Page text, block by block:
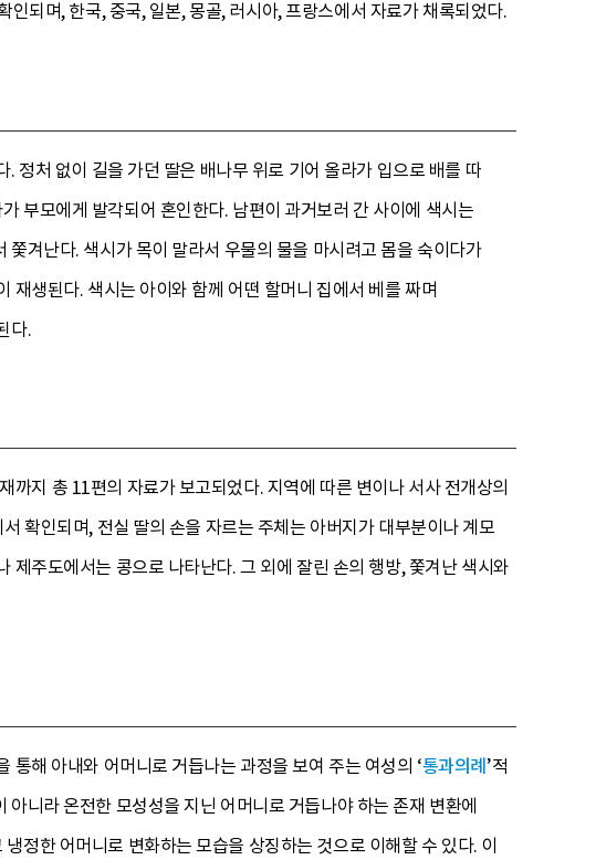
되며, 한국, 중국, 일본, 몽골, 러시아, 프랑스에서 자료가 채록되었다.
정처 없이 길을 가던 딸은 배나무 위로 기어 올라가 입으로 배를 따
부모에게 발각되어 혼인한다. 남편이 과거보러 간 사이에 색시는
겨난다. 색시가 목이 말라서 우물의 물을 마시려고 몸을 숙이다가
재생된다. 색시는 아이와 함께 어떤 할머니 집에서 베를 짜며
다.
지 총 11편의 자료가 보고되었다. 지역에 따른 변이나 서사 전개상의
확인되며, 전실 딸의 손을 자르는 주체는 아버지가 대부분이나 계모
주도에서는 콩으로 나타난다. 그 외에 잘린 손의 행방, 쫓겨난 색시와
해 아내와 어머니로 거듭나는 과정을 보여 주는 여성의 ‘통과의례 ’적
니라 온전한 모성성을 지닌 어머니로 거듭나야 하는 존재 변환에
정한 어머니로 변화하는 모습을 상징하는 것으로 이해할 수 있다. 이